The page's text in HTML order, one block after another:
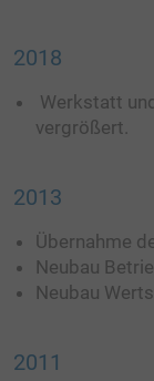
PREISLISTEN
DOWNLOADS
KONTAKT
2018
Werkstatt
vergrößert.
2013
Übernahme
Neubau
Neubau
2011